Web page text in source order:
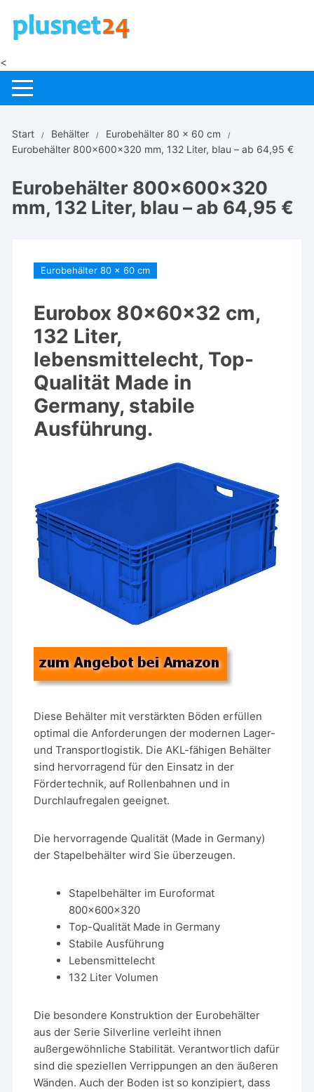
Inhalt
springen
<
Start Behälter
Eurobehälter 80 x 60 cm
Eurobehälter 800x600x320 mm, 132 Liter, blau – ab 64,95 €
Eurobehälter 800x600x320
mm, 132 Liter, blau – ab 64,95 €
Eurobehälter 80 x 60 cm
Eurobox 80x60x32 cm,
132 Liter,
lebensmittelecht, Top-
Qualität Made in
Germany, stabile
Ausführung.
Diese Behälter mit verstärkten Böden erfüllen
optimal die Anforderungen der modernen Lager-
und Transportlogistik. Die AKL-fähigen Behälter
sind hervorragend für den Einsatz in der
Fördertechnik, auf Rollenbahnen und in
Durchlaufregalen geeignet.
Die hervorragende Qualität (Made in Germany)
der Stapelbehälter wird Sie überzeugen.
Stapelbehälter im Euroformat
800x600x320
Top-Qualität Made in Germany
Stabile Ausführung
Lebensmittelecht
132 Liter Volumen
Die besondere Konstruktion der Eurobehälter
aus der Serie Silverline verleiht ihnen
außergewöhnliche Stabilität. Verantwortlich dafür
sind die speziellen Verrippungen an den äußeren
Wänden. Auch der Boden ist so konzipiert, dass